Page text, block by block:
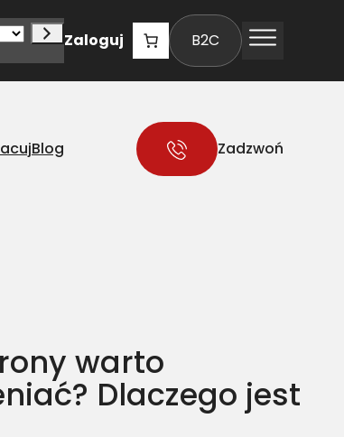
Zaloguj B2C
Blog Zadzwoń
warto
Dlaczego jest